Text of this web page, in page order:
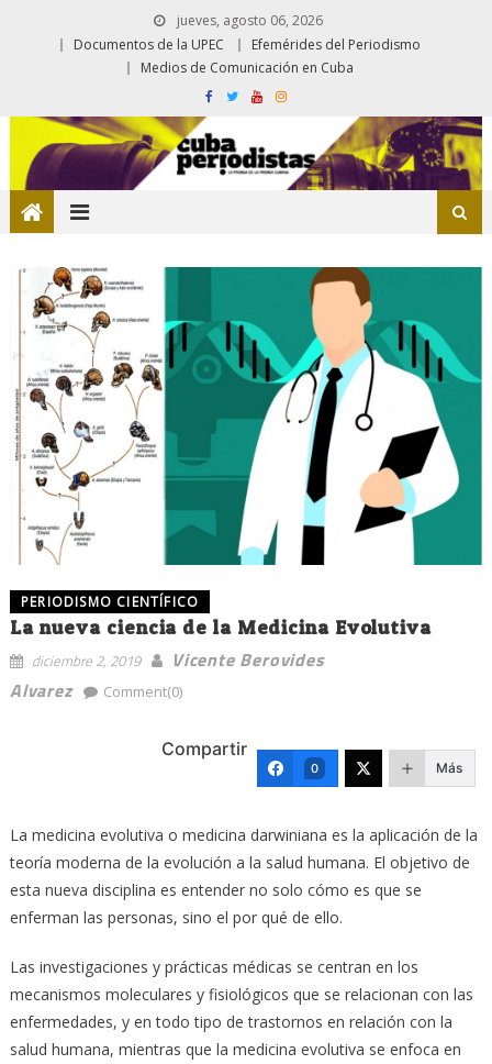
jueves, agosto 06, 2026
Documentos de la UPEC
Efemérides del Periodismo
Medios de Comunicación en Cuba
PERIODISMO CIENTÍFICO
La nueva ciencia de la Medicina Evolutiva
diciembre 2, 2019
Vicente Berovides
Alvarez
Comment(0)
Compartir
0 Más
La medicina evolutiva o medicina darwiniana es la aplicación de la
teoría moderna de la evolución a la salud humana. El objetivo de
esta nueva disciplina es entender no solo cómo es que se
enferman las personas, sino el por qué de ello.
Las investigaciones y prácticas médicas se centran en los
mecanismos moleculares y fisiológicos que se relacionan con las
enfermedades, y en todo tipo de trastornos en relación con la
salud humana, mientras que la medicina evolutiva se enfoca en